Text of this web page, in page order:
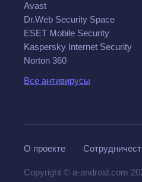
Avast
Dr.Web Security Space
ESET Mobile Security
Kaspersky Internet Security
Norton 360
Все антивирусы
О проекте
Copyright © a-android.com